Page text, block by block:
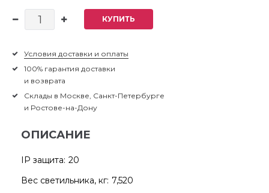
КУПИТЬ
Условия доставки и оплаты
100% гарантия доставки
и возврата
Склады в Москве, Санкт-Петербурге
и Ростове-на-Дону
ОПИСАНИЕ
IP защита: 20
Вес светильника, кг: 7,520